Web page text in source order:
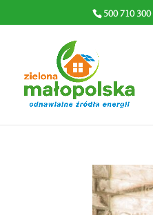
500 710 300